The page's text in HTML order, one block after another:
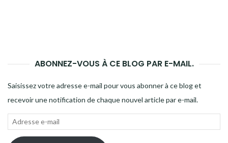
ABONNEZ-VOUS À CE BLOG PAR E-MAIL.
Saisissez votre adresse e-mail pour vous abonner à ce blog et
recevoir une notification de chaque nouvel article par e-mail.
Adresse